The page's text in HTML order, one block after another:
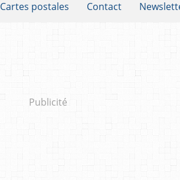
Cartes postales Contact
Publicité